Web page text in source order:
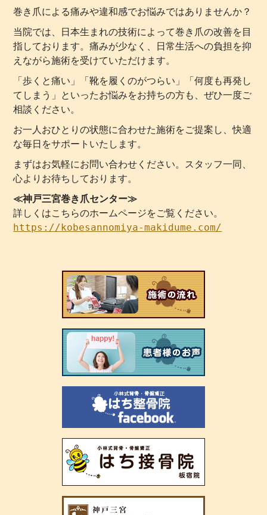
巻き爪による痛みや違和感でお悩みではありませんか？
当院では、日本生まれの技術によって巻き爪の改善を目
指しております。痛みが少なく、日常生活への負担を抑
えながら施術を受けていただけます。
「歩くと痛い」「靴を履くのがつらい」「何度も再発し
てしまう」といったお悩みをお持ちの方も、ぜひ一度ご
相談ください。
お一人おひとりの状態に合わせた施術をご提案し、快適
な毎日をサポートいたします。
まずはお気軽にお問い合わせください。スタッフ一同、
心よりお待ちしております。
≪神戸三宮巻き爪センター≫
詳しくはこちらのホームページをご覧ください。
https://kobesannomiya-makidume.com/